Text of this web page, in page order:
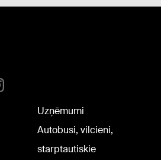
Uzņēmumi
Autobusi, vilcieni,
starptautiskie